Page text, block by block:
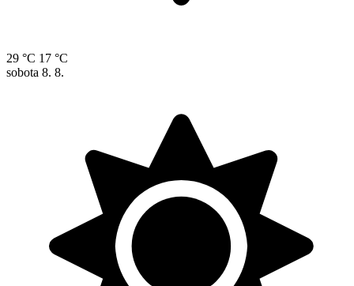
29 °C 17 °C
sobota 8. 8.